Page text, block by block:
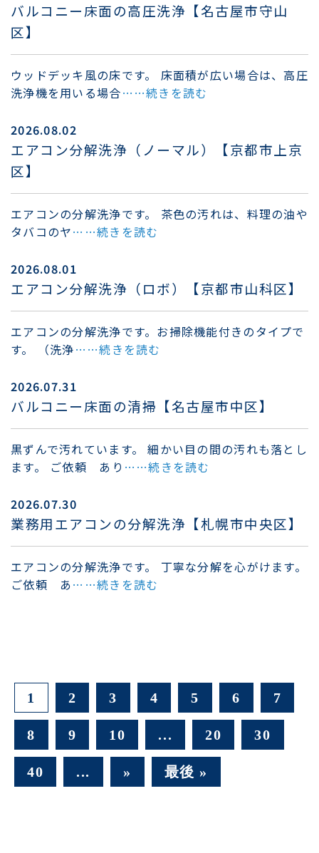
バルコニー床面の高圧洗浄【名古屋市守山
区】
ウッドデッキ風の床です。 床面積が広い場合は、高圧
洗浄機を用いる場合……続きを読む
2026.08.02
エアコン分解洗浄（ノーマル）【京都市上京
区】
エアコンの分解洗浄です。 茶色の汚れは、料理の油や
タバコのヤ……続きを読む
2026.08.01
エアコン分解洗浄（ロボ）【京都市山科区】
エアコンの分解洗浄です。お掃除機能付きのタイプで
す。 （洗浄……続きを読む
2026.07.31
バルコニー床面の清掃【名古屋市中区】
黒ずんで汚れています。 細かい目の間の汚れも落とし
ます。 ご依頼 あり ……続きを読む
2026.07.30
業務用エアコンの分解洗浄【札幌市中央区】
エアコンの分解洗浄です。 丁寧な分解を心がけます。
ご依頼 あ……続きを読む
1 2 3 4 5 6 7
8 9 10 ... 20 30
40 ... » 最後 »